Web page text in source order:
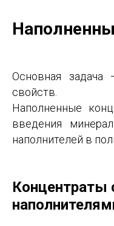
Основная
свойств.
Наполненные
введения
наполнителей в
Концентраты